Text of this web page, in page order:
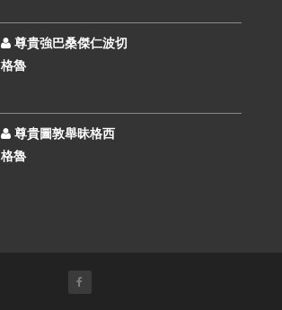
尊貴強巴桑傑仁波切
格魯
尊貴圖敦舉昧格西
格魯